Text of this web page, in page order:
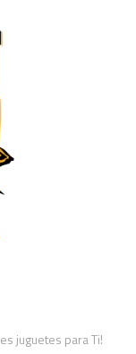
juguetes para Ti!